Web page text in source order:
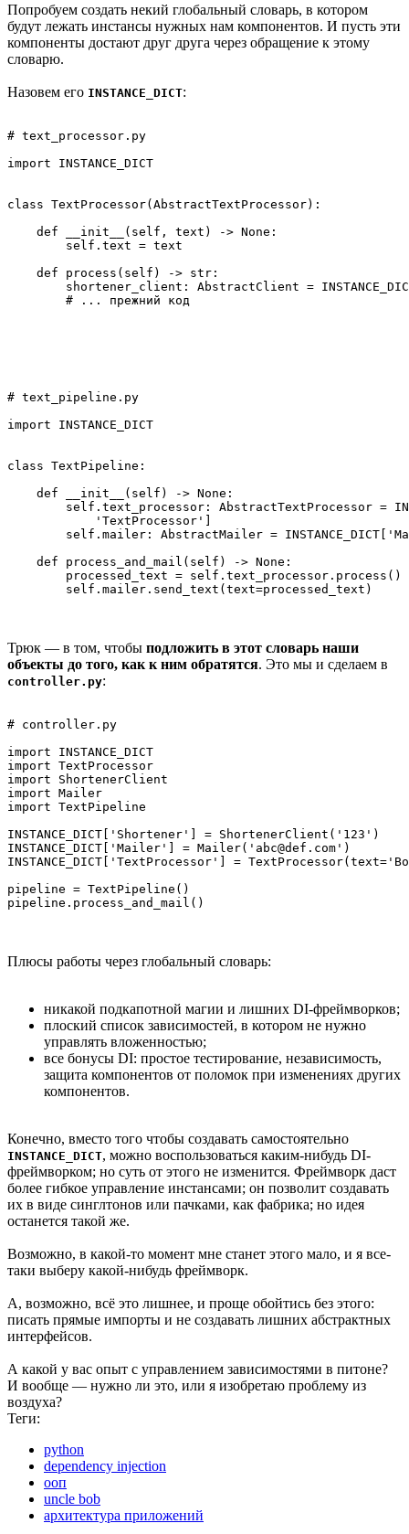
Попробуем создать некий глобальный словарь, в котором
будут лежать инстансы нужных нам компонентов. И пусть эти
компоненты достают друг друга через обращение к этому
словарю.
Назовем его INSTANCE_DICT:
# text_processor.py
import INSTANCE_DICT
class TextProcessor(AbstractTextProcessor):
    def __init__(self, text) -> None:
        self.text = text
    def process(self) -> str:
shortener_client: AbstractClient =
        # ... прежний код
# text_pipeline.py
import INSTANCE_DICT
class TextPipeline:
    def __init__(self) -> None:
self.text_processor: AbstractTextProcessor =
            'TextProcessor']
self.mailer: AbstractMailer =
    def process_and_mail(self) -> None:
        processed_text = self.text_processor.process()
Трюк — в том, чтобы подложить в этот словарь наши
объекты до того, как к ним обратятся. Это мы и сделаем в
controller.py:
# controller.py
import INSTANCE_DICT
import TextProcessor
import ShortenerClient
import Mailer
import TextPipeline
INSTANCE_DICT['Shortener'] = ShortenerClient('123')
INSTANCE_DICT['Mailer'] = Mailer('abc@def.com')
INSTANCE_DICT['TextProcessor'] =
pipeline = TextPipeline()
Плюсы работы через глобальный словарь:
никакой подкапотной магии и лишних DI-фреймворков;
плоский список зависимостей, в котором не нужно
управлять вложенностью;
все бонусы DI: простое тестирование, независимость,
защита компонентов от поломок при изменениях других
компонентов.
Конечно, вместо того чтобы создавать самостоятельно
INSTANCE_DICT, можно воспользоваться каким-нибудь DI-
фреймворком; но суть от этого не изменится. Фреймворк даст
более гибкое управление инстансами; он позволит создавать
их в виде синглтонов или пачками, как фабрика; но идея
останется такой же.
Возможно, в какой-то момент мне станет этого мало, и я все-
таки выберу какой-нибудь фреймворк.
А, возможно, всё это лишнее, и проще обойтись без этого:
писать прямые импорты и не создавать лишних абстрактных
интерфейсов.
А какой у вас опыт с управлением зависимостями в питоне?
И вообще — нужно ли это, или я изобретаю проблему из
воздуха?
Теги:
python
dependency injection
ооп
uncle bob
архитектура приложений